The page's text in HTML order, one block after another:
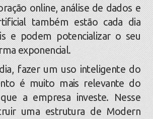
online, análise de dados e
também estão cada dia
e podem potencializar o seu
exponencial.
fazer um uso inteligente do
é muito mais relevante do
a empresa investe. Nesse
uma estrutura de Modern